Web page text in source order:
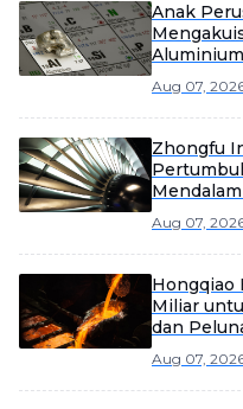
Anak
Aug 07, 2026
Zhongfu
Aug 07, 2026
Hongqiao
Miliar
dan
Aug 07,